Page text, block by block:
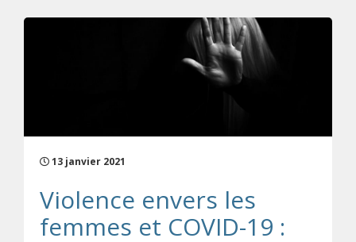
13 janvier 2021
Violence envers les
femmes et COVID-19 :